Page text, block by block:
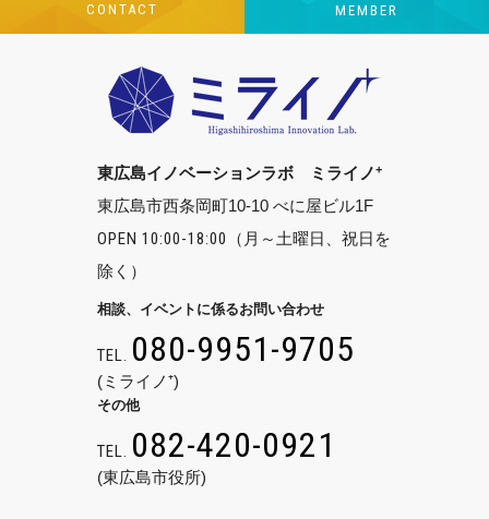
CONTACT MEMBER
東広島イノベーションラボ ミライノ+
東広島市西条岡町10-10 べに屋ビル1F
OPEN 10:00-18:00
（月～土曜日、祝日を
除く）
相談、イベントに係るお問い合わせ
TEL. 080-9951-9705
(ミライノ⁺)
その他
TEL. 082-420-0921
(東広島市役所)